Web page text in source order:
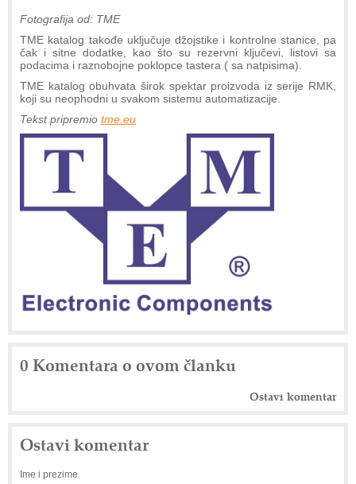
Fotografija od: TME
TME katalog takođe uključuje džojstike i kontrolne stanice, pa
čak i sitne dodatke, kao što su rezervni ključevi, listovi sa
podacima i raznobojne poklopce tastera ( sa natpisima).
TME katalog obuhvata širok spektar proizvoda iz serije RMK,
koji su neophodni u svakom sistemu automatizacije.
Tekst pripremio tme.eu
0 Komentara o ovom članku
Ostavi komentar
Ostavi komentar
Ime i prezime